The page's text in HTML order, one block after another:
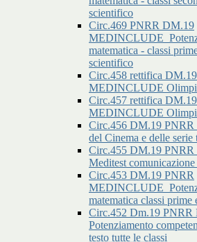
scientifico
Circ.469 PNRR DM.19
matematica - classi
scientifico
Circ.458 rettifica
MEDINCLUDE
Circ.457 rettifica
MEDINCLUDE
Circ.456 DM.19
del Cinema e delle
Circ.455 DM.19
Meditest
Circ.453 DM.19 PNRR
matematica classi prime
Circ.452 Dm.19
Potenziamento
testo tutte le classi